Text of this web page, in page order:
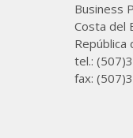
Business
Costa del
República
tel.:
fax: